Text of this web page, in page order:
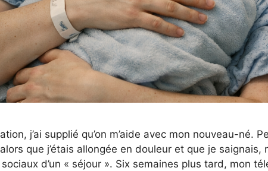
j’ai supplié qu’on m’aide avec mon nouveau-né.
que j’étais allongée en douleur et que je saignais,
d’un « séjour ». Six semaines plus tard, mon